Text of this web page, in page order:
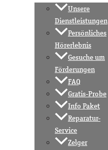
Unsere
Dienstleistungen
Persönliches
Hörerlebnis
Gesuche um
Förderungen
FAQ
Gratis-Probe
Info Paket
Reparatur-
Service
Zelger